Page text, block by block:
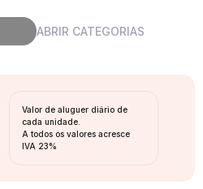
ABRIR CATEGORIAS
Valor de aluguer diário de
cada unidade.
A todos os valores acresce
IVA 23%